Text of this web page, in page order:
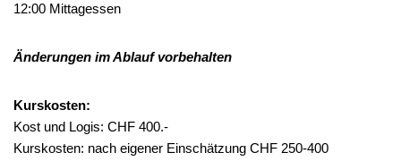
12:00 Mittagessen
Änderungen im Ablauf vorbehalten
Kurskosten:
Kost und Logis: CHF 400.-
Kurskosten: nach eigener Einschätzung CHF 250-400